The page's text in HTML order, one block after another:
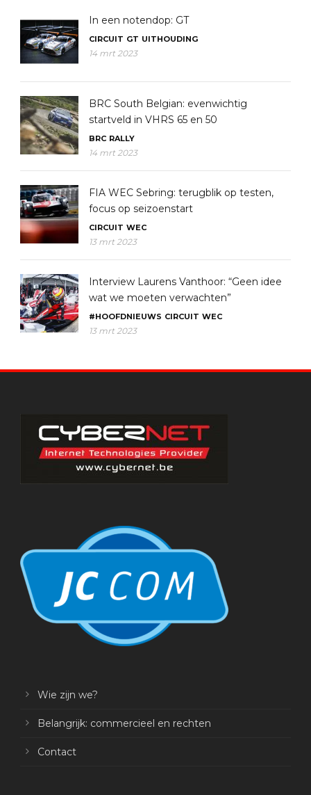
In een notendop: GT
CIRCUIT GT UITHOUDING
14 mrt 2023
BRC South Belgian: evenwichtig
startveld in VHRS 65 en 50
BRC RALLY
14 mrt 2023
FIA WEC Sebring: terugblik op testen,
focus op seizoenstart
CIRCUIT WEC
13 mrt 2023
Interview Laurens Vanthoor: “Geen idee
wat we moeten verwachten”
#HOOFDNIEUWS CIRCUIT WEC
13 mrt 2023
Wie zijn we?
Belangrijk: commercieel en rechten
Contact